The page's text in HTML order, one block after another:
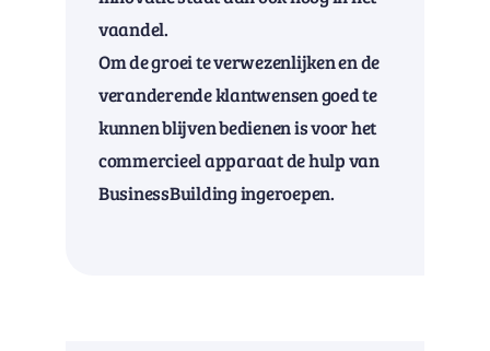
vaandel.
Om de groei te verwezenlijken en de
veranderende klantwensen goed te
kunnen blijven bedienen is voor het
commercieel apparaat de hulp van
BusinessBuilding ingeroepen.